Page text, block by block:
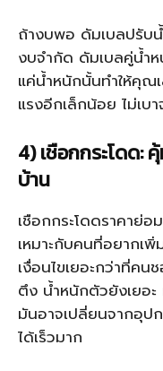
ถ้างบพอ ดัมเบลปรับ
งบจำกัด ดัมเบลคู่น้ำ
แค่น้ำหนักนั้นทำให้คุณ
แรงอีกเล็กน้อย ไม่เบ
4) เชือกกระโดด:
บ้าน
เชือกกระโดดราคาย่อ
เหมาะกับคนที่อยากเ
เงื่อนไขเยอะกว่าที่ค
ตึง น้ำหนักตัวยังเยอ
มันอาจเปลี่ยนจากอุ
ได้เร็วมาก